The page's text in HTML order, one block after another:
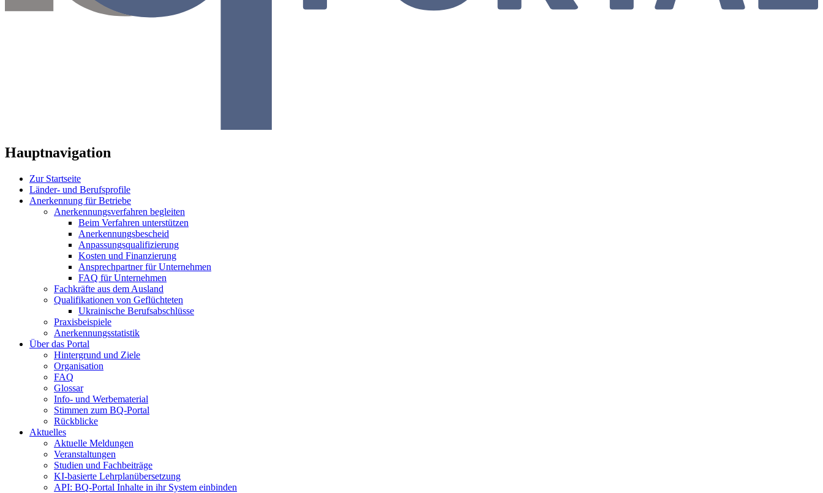
Hauptnavigation
Zur Startseite
Länder- und Berufsprofile
Anerkennung für Betriebe
Anerkennungsverfahren begleiten
Beim Verfahren unterstützen
Anerkennungsbescheid
Anpassungsqualifizierung
Kosten und Finanzierung
Ansprechpartner für Unternehmen
FAQ für Unternehmen
Fachkräfte aus dem Ausland
Qualifikationen von Geflüchteten
Ukrainische Berufsabschlüsse
Praxisbeispiele
Anerkennungsstatistik
Über das Portal
Hintergrund und Ziele
Organisation
FAQ
Glossar
Info- und Werbematerial
Stimmen zum BQ-Portal
Rückblicke
Aktuelles
Aktuelle Meldungen
Veranstaltungen
Studien und Fachbeiträge
KI-basierte Lehrplanübersetzung
API: BQ-Portal Inhalte in ihr System einbinden